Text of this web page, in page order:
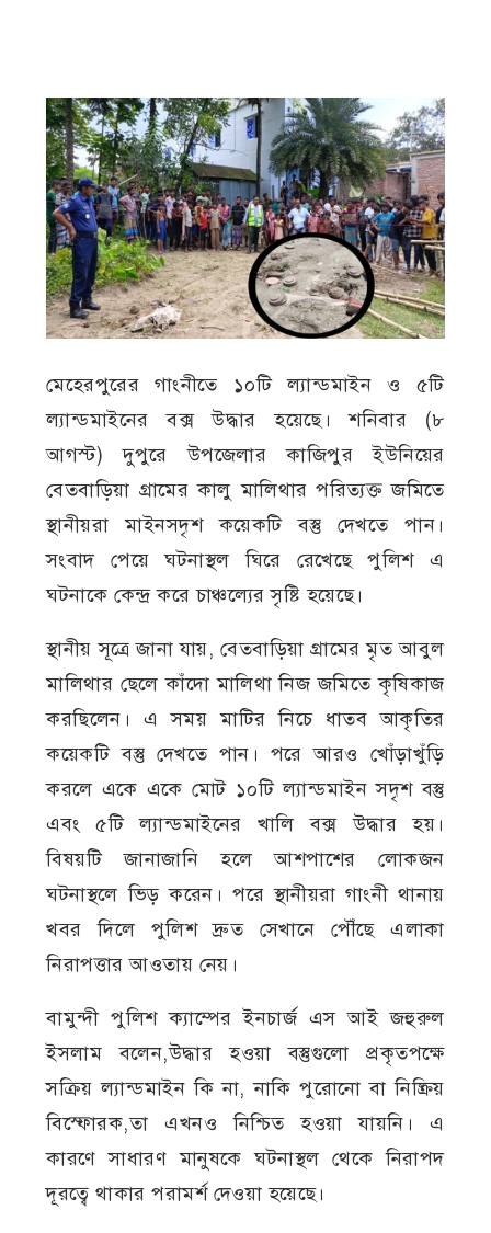
মেহেরপুরের গাংনীতে ১০টি ল্যান্ডমাইন ও ৫টি
ল্যান্ডমাইনের বক্স উদ্ধার হয়েছে। শনিবার (৮
আগস্ট) দুপুরে উপজেলার কাজিপুর ইউনিয়ের
বেতবাড়িয়া গ্রামের কালু মালিথার পরিত্যক্ত জমিতে
স্থানীয়রা মাইনসদৃশ কয়েকটি বস্তু দেখতে পান।
সংবাদ পেয়ে ঘটনাস্থল ঘিরে রেখেছে পুলিশ এ
ঘটনাকে কেন্দ্র করে চাঞ্চল্যের সৃষ্টি হয়েছে।
স্থানীয় সূত্রে জানা যায়, বেতবাড়িয়া গ্রামের মৃত আবুল
মালিথার ছেলে কাঁদো মালিথা নিজ জমিতে কৃষিকাজ
করছিলেন। এ সময় মাটির নিচে ধাতব আকৃতির
কয়েকটি বস্তু দেখতে পান। পরে আরও খোঁড়াখুঁড়ি
করলে একে একে মোট ১০টি ল্যান্ডমাইন সদৃশ বস্তু
এবং ৫টি ল্যান্ডমাইনের খালি বক্স উদ্ধার হয়।
বিষয়টি জানাজানি হলে আশপাশের লোকজন
ঘটনাস্থলে ভিড় করেন। পরে স্থানীয়রা গাংনী থানায়
খবর দিলে পুলিশ দ্রুত সেখানে পৌঁছে এলাকা
নিরাপত্তার আওতায় নেয়।
বামুন্দী পুলিশ ক্যাম্পের ইনচার্জ এস আই জহুরুল
ইসলাম বলেন,উদ্ধার হওয়া বস্তুগুলো প্রকৃতপক্ষে
সক্রিয় ল্যান্ডমাইন কি না, নাকি পুরোনো বা নিষ্ক্রিয়
বিস্ফোরক,তা এখনও নিশ্চিত হওয়া যায়নি। এ
কারণে সাধারণ মানুষকে ঘটনাস্থল থেকে নিরাপদ
দূরত্বে থাকার পরামর্শ দেওয়া হয়েছে।